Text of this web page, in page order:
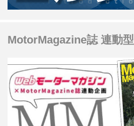
MotorMagazine誌 連動